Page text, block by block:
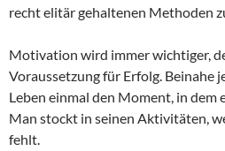
recht elitär gehaltenen Methoden
Motivation wird immer wichtiger,
Voraussetzung für Erfolg. Beinahe
Leben einmal den Moment, in
Man stockt in seinen Aktivitäten,
fehlt.